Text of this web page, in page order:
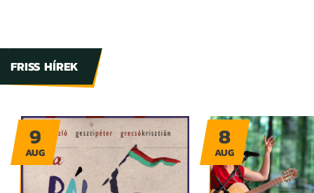
FRISS HÍREK
9
AUG
8
AUG